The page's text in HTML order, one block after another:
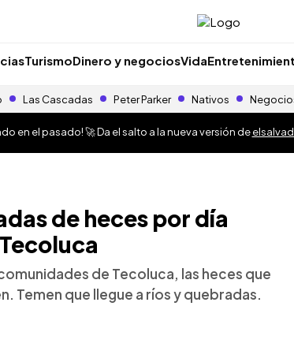
TurismoDinero y negociosVida
Las Cascadas Peter Parker Nativos
en el pasado! 🚀 Da el salto a la nueva versión de
de heces por día
de Tecoluca, las heces que
Temen que llegue a ríos y quebradas.